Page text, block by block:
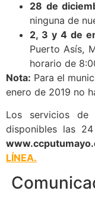
28 de
ninguna de
2, 3 y 4 de
Puerto Asís,
horario de
Nota: Para el
enero de 2019 no
Los servicios de
disponibles las
LÍNEA.